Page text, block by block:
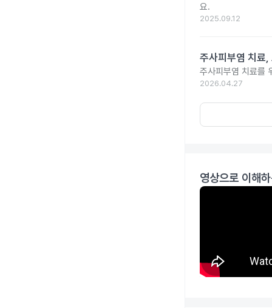
요.
2025.09.12
주사피부염 치료,
주사피부염 치료를
2026.04.27
영상으로 이해